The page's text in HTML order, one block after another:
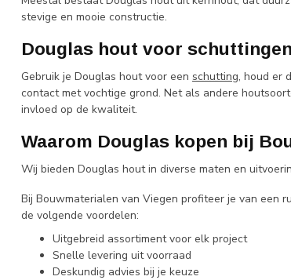
stevige en mooie constructie.
Douglas hout voor schuttingen
Gebruik je Douglas hout voor een schutting, houd er
contact met vochtige grond. Net als andere
invloed op de kwaliteit.
Waarom Douglas kopen bij
Wij bieden Douglas hout in diverse maten en
Bij Bouwmaterialen van Viegen profiteer je van een
de volgende voordelen:
Uitgebreid assortiment voor elk project
Snelle levering uit voorraad
Deskundig advies bij je keuze